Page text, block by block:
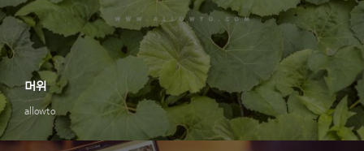
allowto
머위